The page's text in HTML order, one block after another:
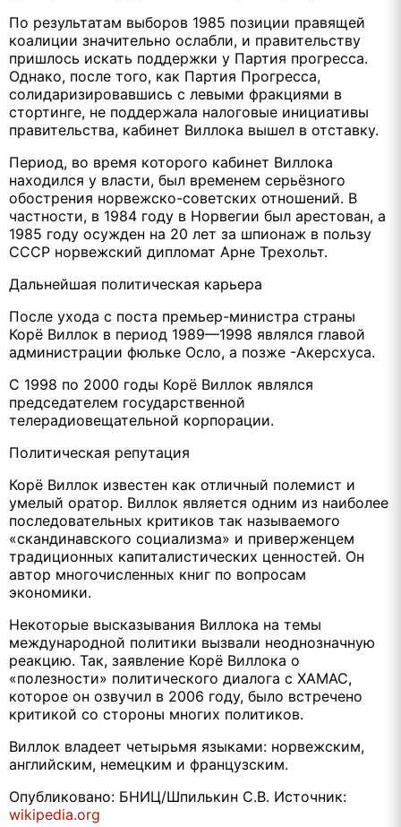
По результатам выборов 1985 позиции правящей
коалиции значительно ослабли, и правительству
пришлось искать поддержки у Партия прогресса.
Однако, после того, как Партия Прогресса,
солидаризировавшись с левыми фракциями в
стортинге, не поддержала налоговые инициативы
правительства, кабинет Виллока вышел в отставку.
Период, во время которого кабинет Виллока
находился у власти, был временем серьёзного
обострения норвежско-советских отношений. В
частности, в 1984 году в Норвегии был арестован, а
1985 году осужден на 20 лет за шпионаж в пользу
СССР норвежский дипломат Арне Трехольт.
Дальнейшая политическая карьера
После ухода с поста премьер-министра страны
Корё Виллок в период 1989—1998 являлся главой
администрации фюльке Осло, а позже -Акерсхуса.
С 1998 по 2000 годы Корё Виллок являлся
председателем государственной
телерадиовещательной корпорации.
Политическая репутация
Корё Виллок известен как отличный полемист и
умелый оратор. Виллок является одним из наиболее
последовательных критиков так называемого
«скандинавского социализма» и приверженцем
традиционных капиталистических ценностей. Он
автор многочисленных книг по вопросам
экономики.
Некоторые высказывания Виллока на темы
международной политики вызвали неоднозначную
реакцию. Так, заявление Корё Виллока о
«полезности» политического диалога с ХАМАС,
которое он озвучил в 2006 году, было встречено
критикой со стороны многих политиков.
Виллок владеет четырьмя языками: норвежским,
английским, немецким и французским.
Опубликовано: БНИЦ/Шпилькин С.В. Источник:
wikipedia.org